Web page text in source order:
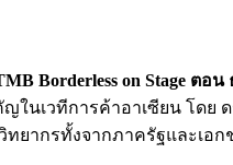
Borderless on Stage ต
นเวทีการค้าอาเซียน โด
ากรทั้งจากภาครัฐและเอก